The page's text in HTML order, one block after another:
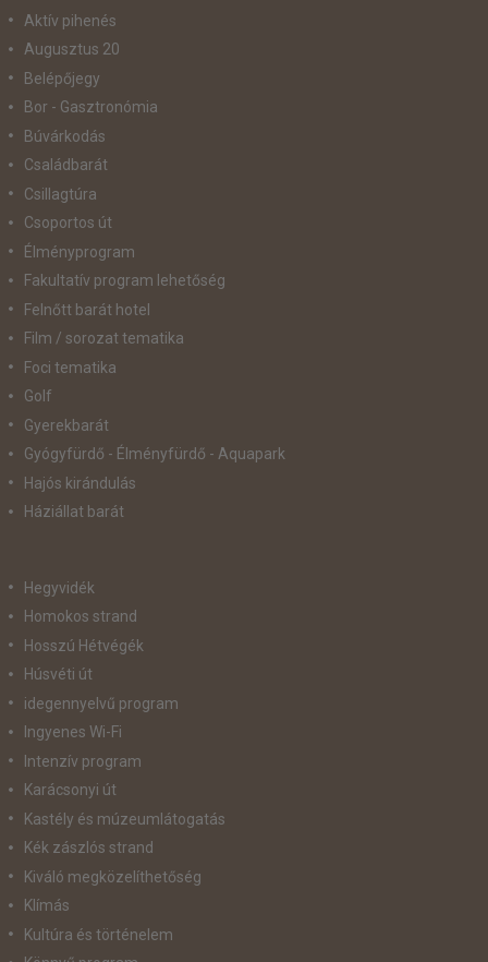
Aktív pihenés
Augusztus 20
Belépőjegy
Bor - Gasztronómia
Búvárkodás
Családbarát
Csillagtúra
Csoportos út
Élményprogram
Fakultatív program lehetőség
Felnőtt barát hotel
Film / sorozat tematika
Foci tematika
Golf
Gyerekbarát
Gyógyfürdő - Élményfürdő - Aquapark
Hajós kirándulás
Háziállat barát
Hegyvidék
Homokos strand
Hosszú Hétvégék
Húsvéti út
idegennyelvű program
Ingyenes Wi-Fi
Intenzív program
Karácsonyi út
Kastély és múzeumlátogatás
Kék zászlós strand
Kiváló megközelíthetőség
Klímás
Kultúra és történelem